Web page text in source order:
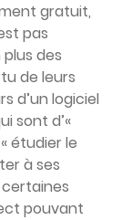
gratuit,
pas
des
de leurs
d’un logiciel
sont d’«
étudier le
à ses
certaines
pouvant